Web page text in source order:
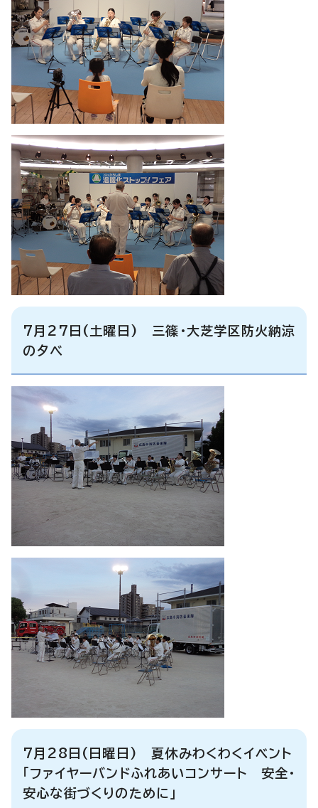
7月27日(土曜日) 三篠・大芝学区防火納涼
の夕べ
7月28日(日曜日) 夏休みわくわくイベント
「ファイヤーバンドふれあいコンサート 安全・
安心な街づくりのために」